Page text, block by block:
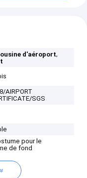
d'aéroport,
AIRPORT
SGS
pour le
de fond